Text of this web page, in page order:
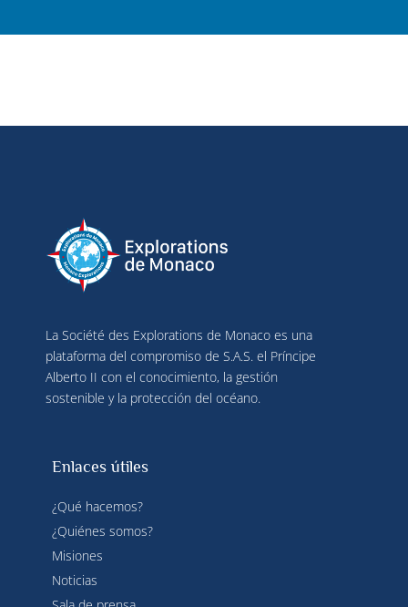
La Société des Explorations de Monaco es una
plataforma del compromiso de S.A.S. el Príncipe
Alberto II con el conocimiento, la gestión
sostenible y la protección del océano.
Enlaces útiles
¿Qué hacemos?
¿Quiénes somos?
Misiones
Noticias